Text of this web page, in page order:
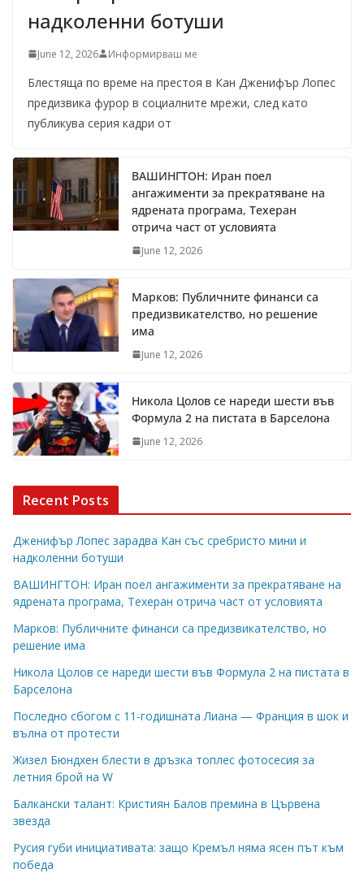
надколенни ботуши
June 12, 2026 Информирваш ме
Блестяща по време на престоя в Кан Дженифър Лопес
предизвика фурор в социалните мрежи, след като
публикува серия кадри от
ВАШИНГТОН: Иран поел
ангажименти за прекратяване на
ядрената програма, Техеран
отрича част от условията
June 12, 2026
Марков: Публичните финанси са
предизвикателство, но решение
има
June 12, 2026
Никола Цолов се нареди шести във
Формула 2 на пистата в Барселона
June 12, 2026
Recent Posts
Дженифър Лопес зарадва Кан със сребристо мини и
надколенни ботуши
ВАШИНГТОН: Иран поел ангажименти за прекратяване на
ядрената програма, Техеран отрича част от условията
Марков: Публичните финанси са предизвикателство, но
решение има
Никола Цолов се нареди шести във Формула 2 на пистата в
Барселона
Последно сбогом с 11-годишната Лиана — Франция в шок и
вълна от протести
Жизел Бюндхен блести в дръзка топлес фотосесия за
летния брой на W
Балкански талант: Кристиян Балов премина в Цървена
звезда
Русия губи инициативата: защо Кремъл няма ясен път към
победа